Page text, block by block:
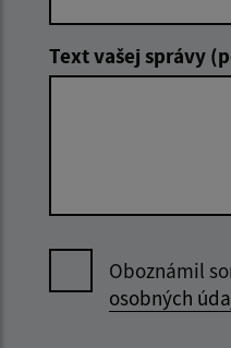
Text vašej správy
Oboznámil
osobných